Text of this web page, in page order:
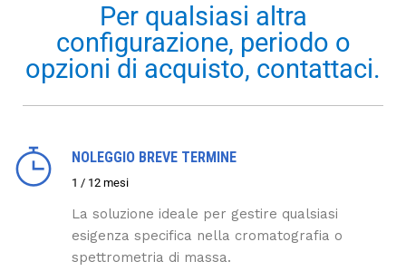
Per qualsiasi altra
configurazione, periodo o
opzioni di acquisto, contattaci.
NOLEGGIO BREVE TERMINE
1 / 12 mesi
La soluzione ideale per gestire qualsiasi
esigenza specifica nella cromatografia o
spettrometria di massa.